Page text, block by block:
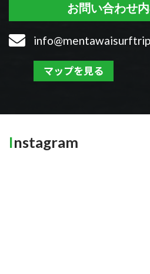
お問い合わせ
マップを見る
Instagram